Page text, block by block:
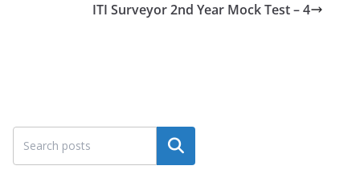
ITI Surveyor 2nd Year Mock Test – 4
Search